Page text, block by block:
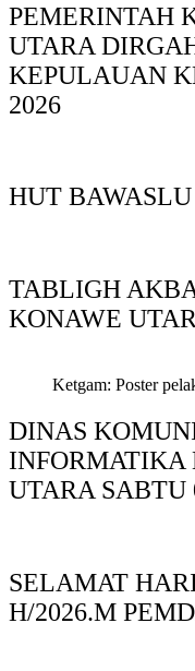
PEMERINTAH
UTARA
KEPULAUAN
2026
HUT BAWASLU
TABLIGH
KONAWE
Ketgam: Poster
DINAS
UTARA SABTU
SELAMAT
H/2026.M